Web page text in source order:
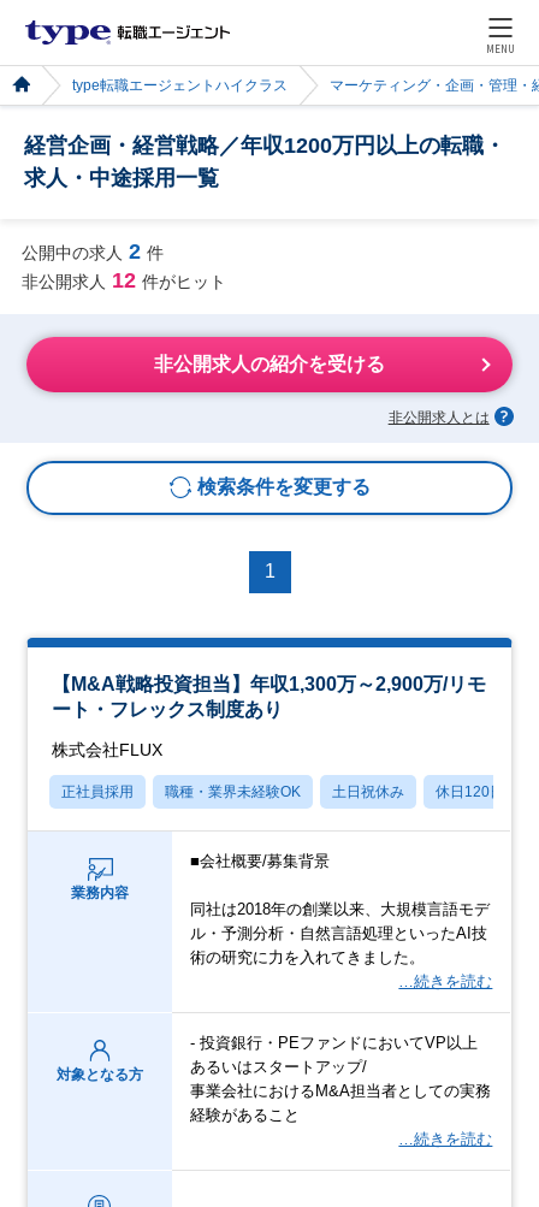
MENU
type転職エージェントハイクラス マーケティング・企画・管理・
経営企画・経営戦略／年収1200万円以上の転職・
求人・中途採用一覧
公開中の求人 2 件
非公開求人 12 件がヒット
非公開求人の紹介を受ける
非公開求人とは
検索条件を変更する
1
【M&A戦略投資担当】年収1,300万～2,900万/リモ
ート・フレックス制度あり
株式会社FLUX
正社員採用 職種・業界未経験OK 土日祝休み 休日120日以上
業務内容
■会社概要/募集背景
同社は2018年の創業以来、大規模言語モデ
ル・予測分析・自然言語処理といったAI技
術の研究に力を入れてきました。
…続きを読む
対象となる方
- 投資銀行・PEファンドにおいてVP以上
あるいはスタートアップ/
事業会社におけるM&A担当者としての実務
経験があること
…続きを読む